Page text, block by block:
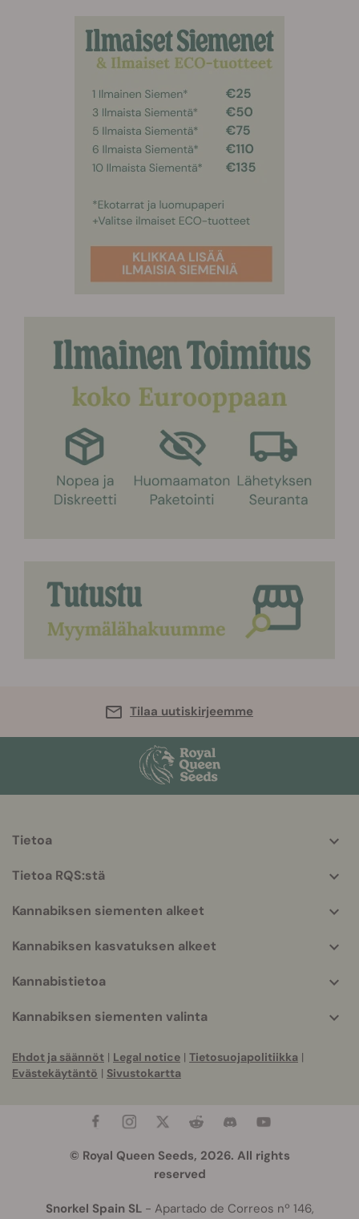
Tilaa uutiskirjeemme
info
Tietoa
Tietoa RQS:stä
Kannabiksen siementen alkeet
Kannabiksen kasvatuksen alkeet
Kannabistietoa
Kannabiksen siementen valinta
Ehdot ja säännöt | Legal notice | Tietosuojapolitiikka |
Evästekäytäntö | Sivustokartta
© Royal Queen Seeds, 2026. All rights
reserved
Snorkel Spain SL- Apartado de Correos nº 146,